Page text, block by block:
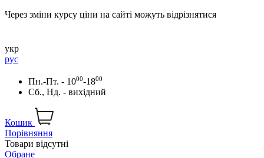
Через зміни курсу ціни на сайті можуть відрізнятися
укр
рус
Пн.-Пт. - 1000-1800
Сб., Нд. - вихідний
Кошик
Порівняння
Товари відсутні
Обране